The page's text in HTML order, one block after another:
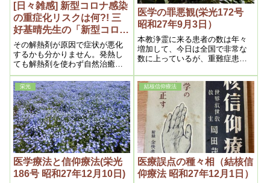
[日々雑感] 新型コロナ感染
の重症化リスクは何?! 三
好基晴先生の「新型コロナ
とがん」に学ぶ。
その解熱剤が原因で症状が悪化
するかも分かりません。発熱し
ても解熱剤を使わず自然治癒で
熱が下がり回復している人は少
なくありません。
医学の罪悪観(栄光172号
昭和27年9月3日）
本教浄霊に来る患者の数は年々
増加して、今日は全国で非常な
数に上っているが、重難症患者
そうなったというのである。之
等を吾々からみると、最初から
何もせず放っておけば已に治っ
ていたのであるが、医療を受け
た為に悪化に悪化しつつ重難症
となり、遂に死の一歩手前に迄
追い詰められた、この種の人の
如何に多いかは、膚に粟あわを
生ずる位である
栄光
医学療法と信仰療法(栄光
186号 昭和27年12月10日)
結核信仰療法
医療誤点の種々相（結核信
仰療法 昭和27年12月1日）